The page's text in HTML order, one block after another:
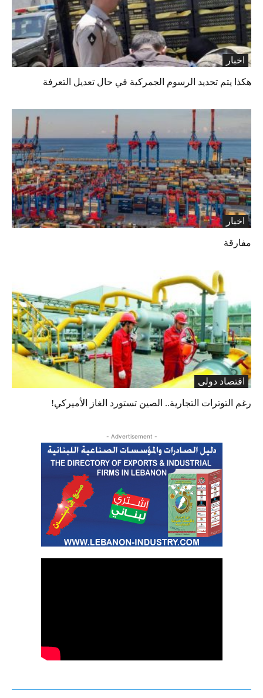
اخبار
هكذا يتم تحديد الرسوم الجمركية في حال تعديل التعرفة
اخبار
مفارقة
اقتصاد دولی
رغم التوترات التجارية.. الصين تستورد الغاز الأميركي!
- Advertisement -